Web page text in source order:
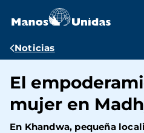
contenido
Ruta
navegación
Noticias
El
mujer en
En Khandwa, pequeña